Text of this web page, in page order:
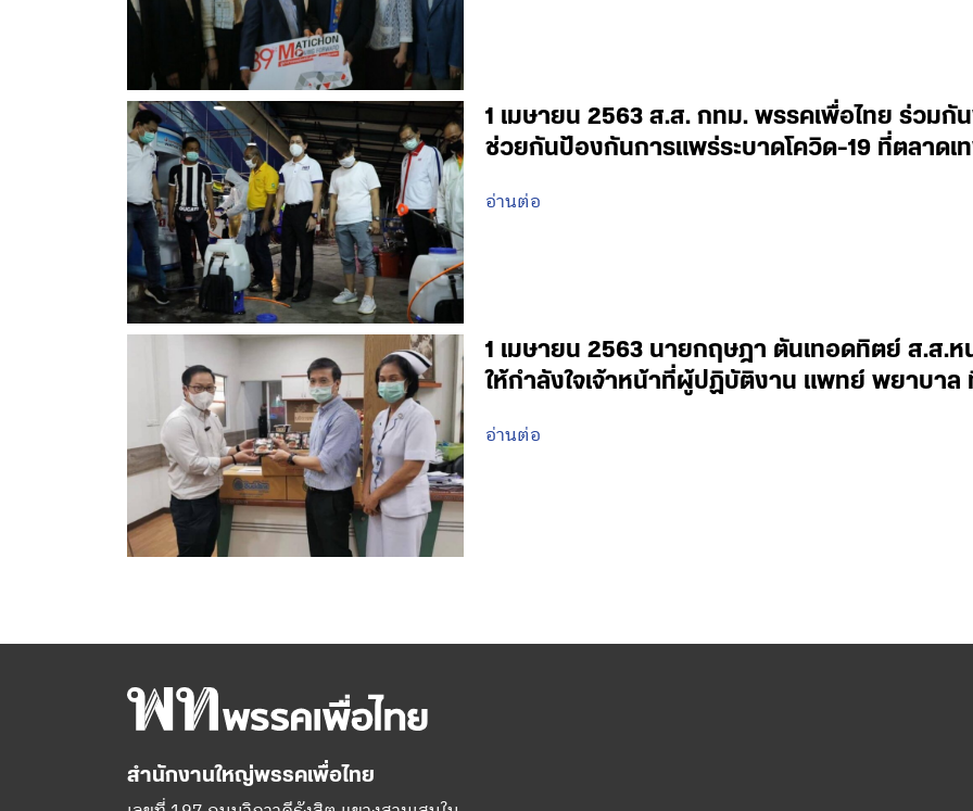
1 เมษายน 2563 ส.ส. กทม. พรรคเพื่อไทย ร่วม
ช่วยกันป้องกันการแพร่ระบาดโควิด-19 ที่ตลาดเ
อ่านต่อ
1 เมษายน 2563 นายกฤษฎา ตันเทอดทิตย์ ส.ส.
ให้กำลังใจเจ้าหน้าที่ผู้ปฏิบัติงาน แพทย์ พยาบาล
อ่านต่อ
สำนักงานใหญ่พรรคเพื่อไทย